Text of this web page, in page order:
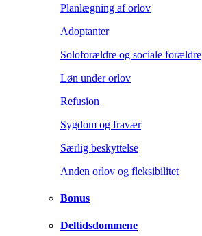
Planlægning af orlov
Adoptanter
Soloforældre og sociale forældre
Løn under orlov
Refusion
Sygdom og fravær
Særlig beskyttelse
Anden orlov og fleksibilitet
Bonus
Deltidsdommene